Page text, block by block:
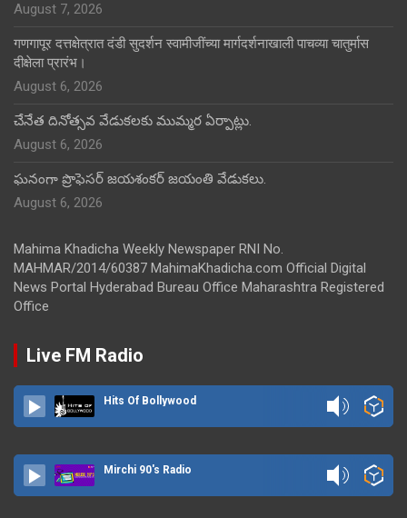
August 7, 2026
गणगापूर दत्तक्षेत्रात दंडी सुदर्शन स्वामीजींच्या मार्गदर्शनाखाली पाचव्या चातुर्मास
दीक्षेला प्रारंभ।
August 6, 2026
చేనేత దినోత్సవ వేడుకలకు ముమ్మర ఏర్పాట్లు.
August 6, 2026
ఘనంగా ప్రొఫెసర్ జయశంకర్ జయంతి వేడుకలు.
August 6, 2026
Mahima Khadicha Weekly Newspaper RNI No.
MAHMAR/2014/60387 MahimaKhadicha.com Official Digital
News Portal Hyderabad Bureau Office Maharashtra Registered
Office
Live FM Radio
Hits Of Bollywood
Mirchi 90's Radio